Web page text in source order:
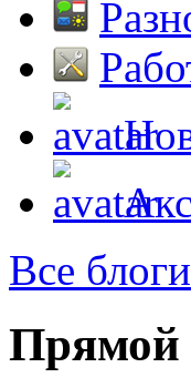
Все блоги
Прямой